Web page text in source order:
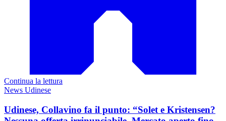
Continua la lettura
News Udinese
Udinese, Collavino fa il punto: “Solet e Kristensen?